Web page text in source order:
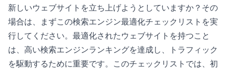
新しいウェブサイトを立ち上げようとしていますか？その
場合は、まずこの検索エンジン最適化チェックリストを実
行してください。最適化されたウェブサイトを持つこと
は、高い検索エンジンランキングを達成し、トラフィック
を駆動するために重要です。このチェックリストでは、初